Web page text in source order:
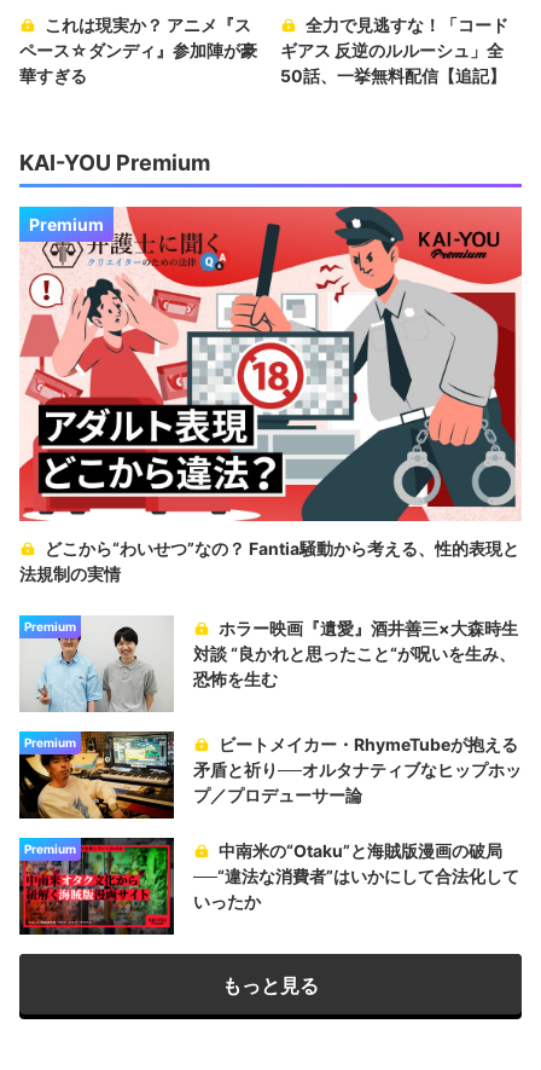
これは現実か？ アニメ『ス
ペース☆ダンディ』参加陣が豪
華すぎる
全力で見逃すな！「コード
ギアス 反逆のルルーシュ」全
50話、一挙無料配信【追記】
KAI-YOU Premium
Premium
どこから“わいせつ”なの？ Fantia騒動から考える、性的表現と
法規制の実情
Premium
ホラー映画『遺愛』酒井善三×大森時生
対談 “良かれと思ったこと“が呪いを生み、
恐怖を生む
Premium
ビートメイカー・RhymeTubeが抱える
矛盾と祈り──オルタナティブなヒップホッ
プ／プロデューサー論
Premium
中南米の“Otaku”と海賊版漫画の破局
──“違法な消費者”はいかにして合法化して
いったか
もっと見る